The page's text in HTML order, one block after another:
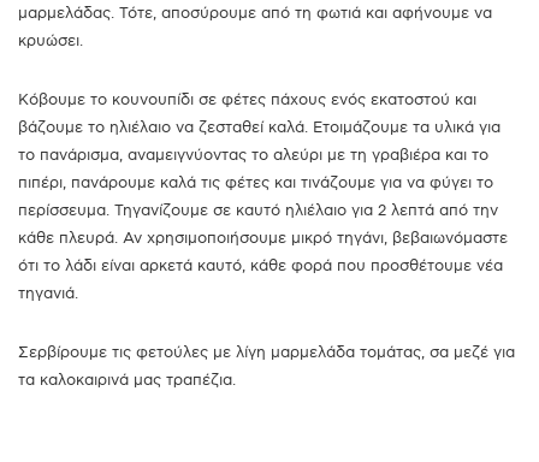
μαρμελάδας. Τότε, αποσύρουμε από τη φωτιά και αφήνουμε να
κρυώσει.
Κόβουμε το κουνουπίδι σε φέτες πάχους ενός εκατοστού και
βάζουμε το ηλιέλαιο να ζεσταθεί καλά. Ετοιμάζουμε τα υλικά για
το πανάρισμα, αναμειγνύοντας το αλεύρι με τη γραβιέρα και το
πιπέρι, πανάρουμε καλά τις φέτες και τινάζουμε για να φύγει το
περίσσευμα. Τηγανίζουμε σε καυτό ηλιέλαιο για 2 λεπτά από την
κάθε πλευρά. Αν χρησιμοποιήσουμε μικρό τηγάνι, βεβαιωνόμαστε
ότι το λάδι είναι αρκετά καυτό, κάθε φορά που προσθέτουμε νέα
τηγανιά.
Σερβίρουμε τις φετούλες με λίγη μαρμελάδα τομάτας, σα μεζέ για
τα καλοκαιρινά μας τραπέζια.